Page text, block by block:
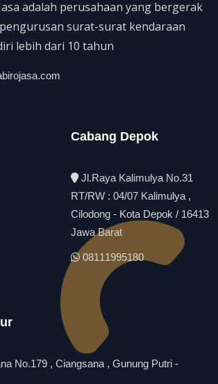
adalah perusahaan yang bergerak
surat-surat kendaraan
lebih dari 10 tahun
Cabang Depok
Jl.Raya Kalimulya No.31
RT/RW : 04/07 Kalimulya ,
Cilodong - Kota Depok / 16413
Jawa Barat
08111995180
No.179 , Ciangsana , Gunung Putri -